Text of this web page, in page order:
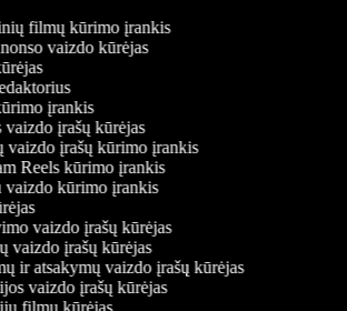
filmų kūrimo įrankis
vaizdo kūrėjas
įrankis
vaizdo įrašų kūrėjas
vaizdo įrašų kūrimo įrankis
Reels kūrimo įrankis
vaizdo kūrimo įrankis
vaizdo įrašų kūrėjas
vaizdo įrašų kūrėjas
ir atsakymų vaizdo įrašų kūrėjas
vaizdo įrašų kūrėjas
filmų kūrėjas